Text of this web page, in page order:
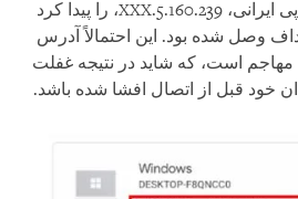
حقوق بشر یک آدرس آی‌پی ایرانی، 5.160.239.XXX، را پیدا کرد
وصل شده بود. این احتمالاً آدرس
است، که شاید در نتیجه غفلت
خود قبل از اتصال افشا شده باشد.